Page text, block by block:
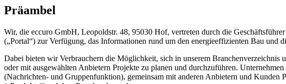
Präambel
Wir, die eccuro GmbH, Leopoldstr. 48, 95030 Hof, vertreten durch die
(„Portal“) zur Verfügung, das Informationen rund um den energieeffizienten Bau und
Dabei bieten wir Verbrauchern die Möglichkeit, sich in unserem Branchenverzeichnis
oder mit ausgewählten Anbietern Projekte zu planen und durchzuführen.
(Nachrichten- und Gruppenfunktion), gemeinsam mit anderen Anbietern und Kunden